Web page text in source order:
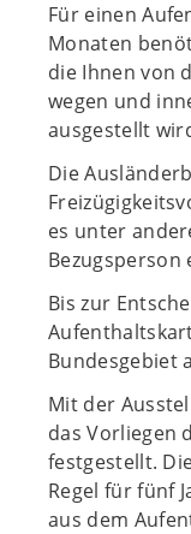
Für einen
Monaten
die Ihnen von
wegen und
ausgestellt
Die
es unter
Bis zur
Bundesgebiet
Mit der
das Vorliegen
festgestellt.
Regel für fünf
aus dem